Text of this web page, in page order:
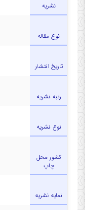
نشریه
نوع مقاله
تاریخ انتشار
رتبه نشریه
نوع نشریه
کشور محل
چاپ
نمایه نشریه